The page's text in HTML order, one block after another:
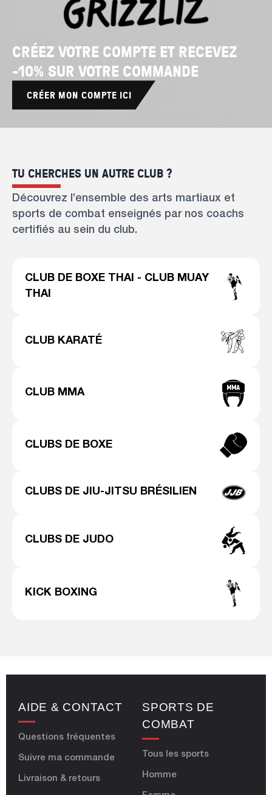
CRÉEZ VOTRE COMPTE ET RECEVEZ
-10% SUR VOTRE COMMANDE
CRÉER MON COMPTE ICI
TU CHERCHES UN AUTRE CLUB ?
Découvrez l’ensemble des arts martiaux et
sports de combat enseignés par nos coachs
certifiés au sein du club.
CLUB DE BOXE THAI - CLUB MUAY
THAI
CLUB KARATÉ
CLUB MMA
CLUBS DE BOXE
CLUBS DE JIU-JITSU BRÉSILIEN
CLUBS DE JUDO
KICK BOXING
AIDE & CONTACT
Questions fréquentes
Suivre ma commande
Livraison & retours
SPORTS DE
COMBAT
Tous les sports
Homme